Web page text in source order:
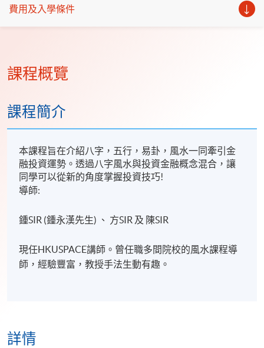
費用及入學條件
課程概覽
課程簡介
本課程旨在介紹八字，五行，易卦，風水一同牽引金
融投資運勢。透過八字風水與投資金融概念混合，讓
同學可以從新的角度掌握投資技巧!
導師:
鍾SIR (鍾永漢先生) 、 方SIR 及 陳SIR
現任HKUSPACE講師。曾任職多間院校的風水課程導
師，經驗豐富，教授手法生動有趣。
詳情